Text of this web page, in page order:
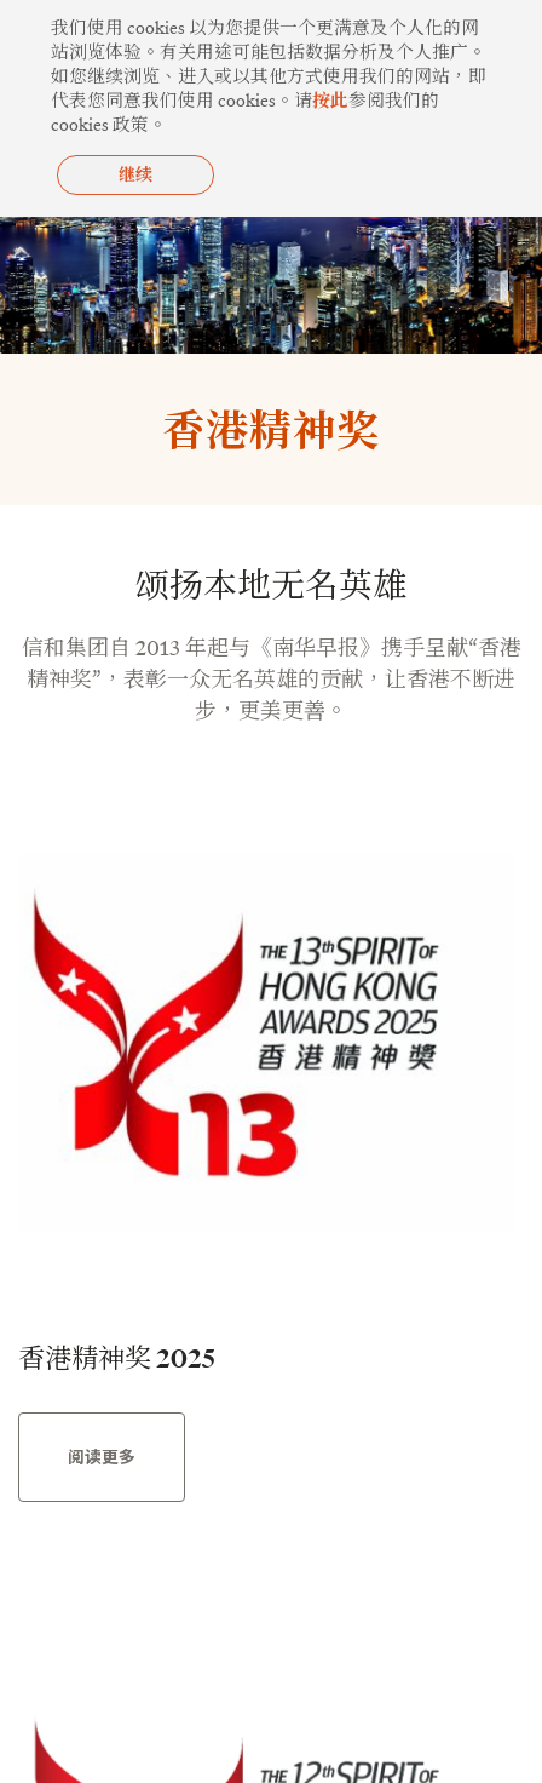
香港精神奖
颂扬本地无名英雄
信和集团自 2013 年起与《南华早报》携手呈献“香港
精神奖”，表彰一众无名英雄的贡献，让香港不断进
步， 更美更善。
香港精神奖 2025
阅读更多
我们使用 cookies 以为您提供一个更满意及个人化的网
站浏览体验。有关用途可能包括数据分析及个人推广。
如您继续浏览、进入或以其他方式使用我们的网站，即
代表您同意我们使用 cookies。请按此参阅我们的
cookies 政策。
继续